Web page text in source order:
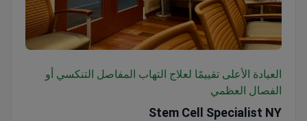
العيادة الأعلى تقييمًا لعلاج التهاب المفاصل التنكسي أو
الفصال العظمي
Stem Cell Specialist NY